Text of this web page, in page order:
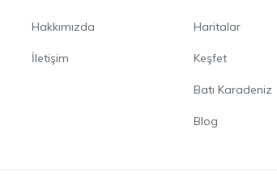
Hakkımızda
İletişim
Haritalar
Keşfet
Batı Karadeniz
Blog